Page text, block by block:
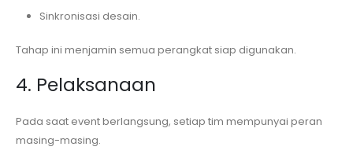
Sinkronisasi desain.
Tahap ini menjamin semua perangkat siap digunakan.
4. Pelaksanaan
Pada saat event berlangsung, setiap tim mempunyai peran
masing-masing.